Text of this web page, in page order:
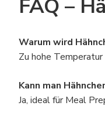
FAQ –
Warum wird
Zu hohe
Kann man
Ja, ideal für Meal